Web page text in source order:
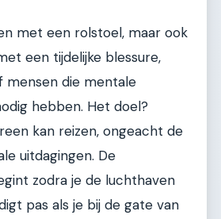
met een rolstoel, maar ook
een tijdelijke blessure,
mensen die mentale
hebben. Het doel?
kan reizen, ongeacht de
uitdagingen. De
zodra je de luchthaven
pas als je bij de gate van